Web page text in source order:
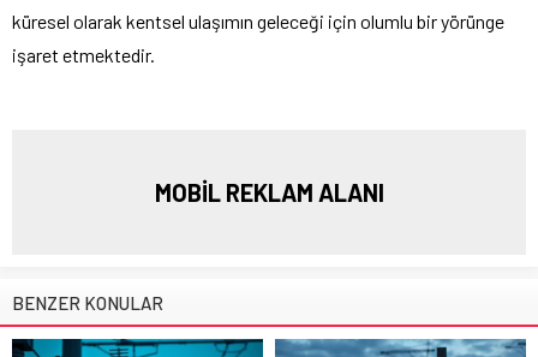
küresel olarak kentsel ulaşımın geleceği için olumlu bir yörünge
işaret etmektedir.
MOBİL REKLAM ALANI
BENZER KONULAR